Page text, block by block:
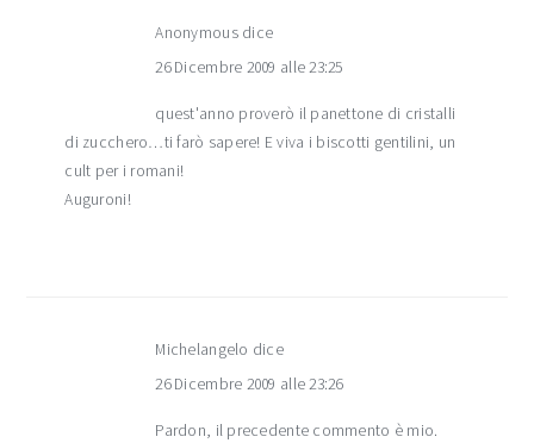
Anonymous dice
26 Dicembre 2009 alle 23:25
quest'anno proverò il panettone di cristalli
di zucchero…ti farò sapere! E viva i biscotti gentilini, un
cult per i romani!
Auguroni!
Michelangelo dice
26 Dicembre 2009 alle 23:26
Pardon, il precedente commento è mio.